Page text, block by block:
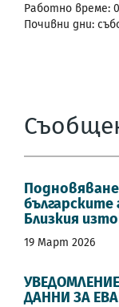
Работно време:
Почивни дни:
българските
Близкия
19 Март 2026
ДАННИ ЗА